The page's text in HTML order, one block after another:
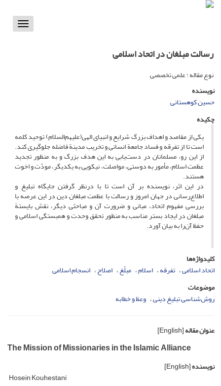
Toggle
رسالت مبلغان در اتحاد اسلامی
نوع مقاله : علمی تخصصی
نویسنده
حسین کوهستانی
چکیده
یکی از مقاصد و اهداف بزرگ شرایع و انبیای الهی(علیهم‌السلام) توحید کلمه
است تا از تفرقه و فساد جامعة انسانی و تخریب مدینة فاضله جلوگیری کند.
از این رو، مسلمانان در دست‌یابی به این هدف بزرگ و به منظور تجدید
عظمت اسلام، مأمور به دوستی، مواصلت، نیکویی به یکدیگر، مودّت و اخوت
هستند.
در این اثر، نویسنده بر آن است تا با درنظر گرفتن جایگاه تبلیغ و
اطلاع‌رسانی در جهان امروز و رسالت با عظمت مبلغان دین در این عرصه با
بررسی مفهوم اتحاد، مبانی و ضرورت آن و مباحثی دیگر، نقش بایستة
مبلغان در ایجاد بستر مناسب به منظور تحقق وحدت و همبستگی اسلامی و
حفظ آن‌را به بیان آورد.
کلیدواژه‌ها
اتحاد اسلامی تفرقه اسلام مبلّغ اصلاح انسجام اسلامی
موضوعات
روش‌شناسی تبلیغ دینی وعظ و خطابه
عنوان مقاله[English]
The Mission of Missionaries in the Islamic Alliance
نویسنده[English]
Hosein Kouhestani